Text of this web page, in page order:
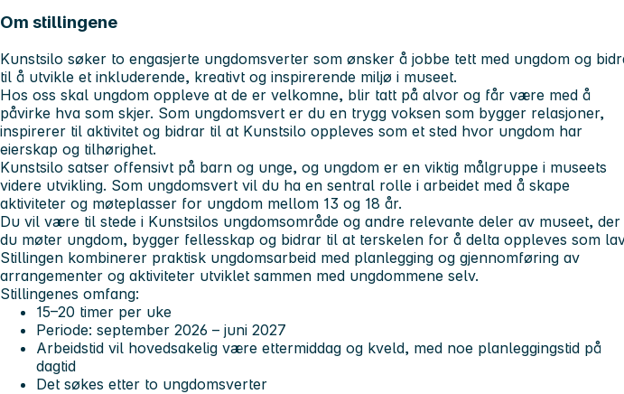
Om stillingene
Kunstsilo søker to engasjerte ungdomsverter som ønsker å jobbe tett med ungdom og
til å utvikle et inkluderende, kreativt og inspirerende miljø i museet.
Hos oss skal ungdom oppleve at de er velkomne, blir tatt på alvor og får være med å
påvirke hva som skjer. Som ungdomsvert er du en trygg voksen som bygger relasjoner,
inspirerer til aktivitet og bidrar til at Kunstsilo oppleves som et sted hvor ungdom har
eierskap og tilhørighet.
Kunstsilo satser offensivt på barn og unge, og ungdom er en viktig målgruppe i museets
videre utvikling. Som ungdomsvert vil du ha en sentral rolle i arbeidet med å skape
aktiviteter og møteplasser for ungdom mellom 13 og 18 år.
Du vil være til stede i Kunstsilos ungdomsområde og andre relevante deler av museet, der
du møter ungdom, bygger fellesskap og bidrar til at terskelen for å delta oppleves som
Stillingen kombinerer praktisk ungdomsarbeid med planlegging og gjennomføring av
arrangementer og aktiviteter utviklet sammen med ungdommene selv.
Stillingenes omfang:
15–20 timer per uke
Periode: september 2026 – juni 2027
Arbeidstid vil hovedsakelig være ettermiddag og kveld, med noe planleggingstid på
dagtid
Det søkes etter to ungdomsverter